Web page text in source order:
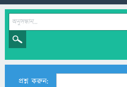
প্রশ্ন করুন: